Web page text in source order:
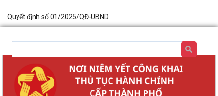
Quyết định số 01/2025/QĐ-UBND